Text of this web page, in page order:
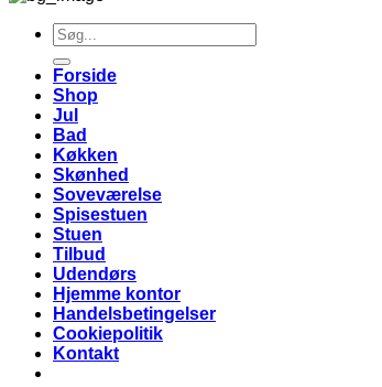
Søg
efter:
Forside
Shop
Jul
Bad
Køkken
Skønhed
Soveværelse
Spisestuen
Stuen
Tilbud
Udendørs
Hjemme kontor
Handelsbetingelser
Cookiepolitik
Kontakt